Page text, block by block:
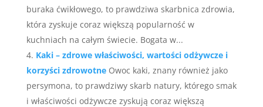
buraka ćwikłowego, to prawdziwa skarbnica zdrowia,
która zyskuje coraz większą popularność w
kuchniach na całym świecie. Bogata w...
Kaki – zdrowe właściwości, wartości odżywcze i
korzyści zdrowotne Owoc kaki, znany również jako
persymona, to prawdziwy skarb natury, którego smak
i właściwości odżywcze zyskują coraz większą